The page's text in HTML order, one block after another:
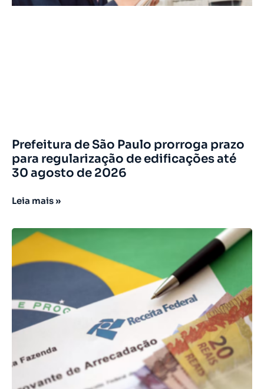
Prefeitura de São Paulo prorroga prazo
para regularização de edificações até
30 agosto de 2026
Leia mais »